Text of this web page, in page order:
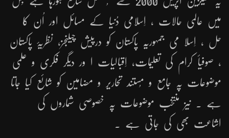
میں عالمی حالات ، اِسلامی دُنیا کے مسائل اور اُن کا
حل ، اِسلا می جمہوریّہ پاکستان کو درپیش چیلنجز، نظریۂ پاکستان
، صوفیأ کرام کی تعلیمات، اِقبالیات ا ور دیگر فکری و علمی
موضوعات پہ جامع و مُستند تحاریر و مضامین کو شائع کیا جاتا
ہے ۔ نیز منتخب موضوعات پہ خصوصی شماروں کی
اشاعت بھی کی جاتی ہے ۔